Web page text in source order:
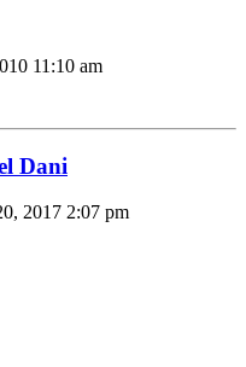
11:10 am
Dani
2017 2:07 pm